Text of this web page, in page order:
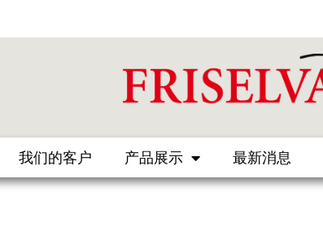
我们的客户 产品展示 最新消息